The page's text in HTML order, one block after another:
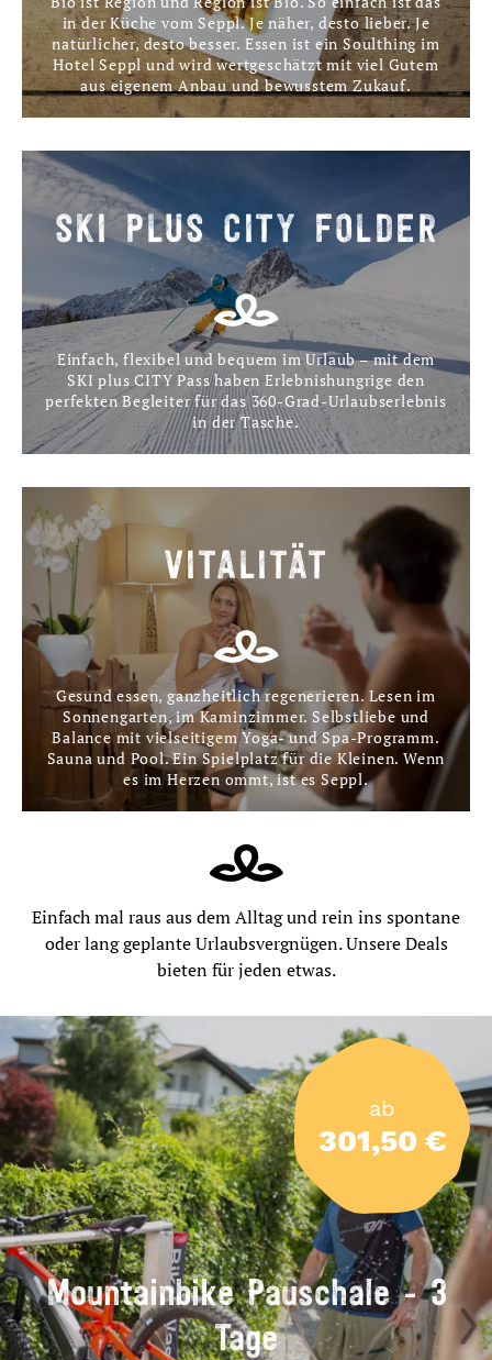
in der Küche vom Seppl. Je näher, desto lieber. Je
natürlicher, desto besser. Essen ist ein Soulthing im
Hotel Seppl und wird wertgeschätzt mit viel Gutem
aus eigenem Anbau und bewusstem Zukauf.
SKI PLUS CITY FOLDER
Einfach, flexibel und bequem im Urlaub – mit dem
SKI plus CITY Pass haben Erlebnishungrige den
perfekten Begleiter für das 360-Grad-Urlaubserlebnis
in der Tasche.
VITALITÄT
Gesund essen, ganzheitlich regenerieren. Lesen im
Sonnengarten, im Kaminzimmer. Selbstliebe und
Balance mit vielseitigem Yoga- und Spa-Programm.
Sauna und Pool. Ein Spielplatz für die Kleinen. Wenn
es im Herzen ommt, ist es Seppl.
Einfach mal raus aus dem Alltag und rein ins spontane
oder lang geplante Urlaubsvergnügen. Unsere Deals
bieten für jeden etwas.
ab
301,50 €
Mountainbike Pauschale - 3
Tage